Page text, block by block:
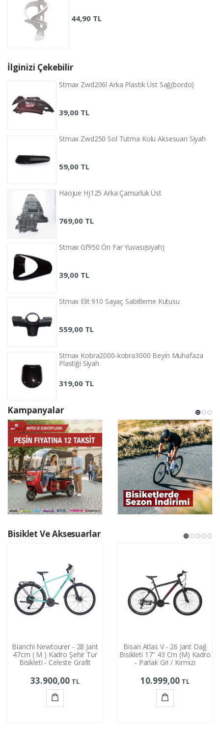
44,90 TL
İlginizi Çekebilir
Stmax Zwd206l Arka Plastik Üst Sağ(bordo)
39,00 TL
Stmax Zwd250 Sol Tutma Kolu Aksesuarı Siyah
59,00 TL
Haojue Hj125 Arka Çamurluk Üst
769,00 TL
Stmax Gf950 Ön Far Yuvası(siyah)
39,00 TL
Stmax Elit 910 Sayaç Sabitleme Kutusu
559,00 TL
Stmax Kobra2000-kobra3000 Beyin Muhafaza
Plastiği Siyah
319,00 TL
Kampanyalar
Bisiklet Ve Aksesuarlar
Bianchi Newtourer - 28 Jant
47cm ( M ) Kadro Şehir Tur
Bisikleti - Celeste Grafit
33.900,00 TL
Bisan Atlas V - 26 Jant Dağ
Bisikleti 17'' 43 Cm (M) Kadro
- Parlak Gri / Kırmızı
10.999,00 TL